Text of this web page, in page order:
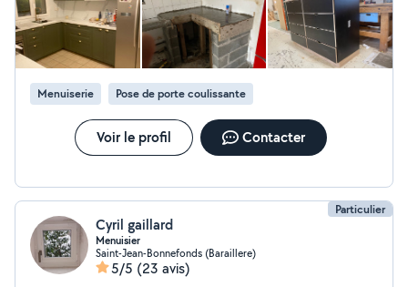
Menuiserie Pose de porte coulissante
Voir le profil Contacter
Particulier
Cyril gaillard
Menuisier
Saint-Jean-Bonnefonds (Baraillere)
5/5 (23 avis)